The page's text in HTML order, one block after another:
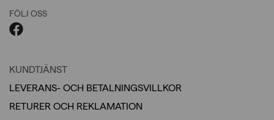
FÖLJ OSS
KUNDTJÄNST
LEVERANS- OCH BETALNINGSVILLKOR
RETURER OCH REKLAMATION